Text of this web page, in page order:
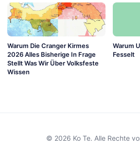
Warum Die Cranger Kirmes
2026 Alles Bisherige In Frage
Stellt Was Wir Über Volksfeste
Wissen
Warum
Fesselt
© 2026 Ko Te. Alle Rechte